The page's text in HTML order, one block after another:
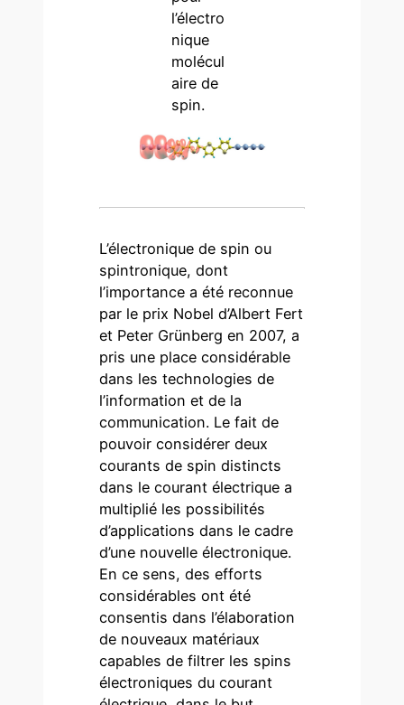
l’électro
nique
molécul
aire de
spin.
L’électronique de spin ou
spintronique, dont
l’importance a été reconnue
par le prix Nobel d’Albert Fert
et Peter Grünberg en 2007, a
pris une place considérable
dans les technologies de
l’information et de la
communication. Le fait de
pouvoir considérer deux
courants de spin distincts
dans le courant électrique a
multiplié les possibilités
d’applications dans le cadre
d’une nouvelle électronique.
En ce sens, des efforts
considérables ont été
consentis dans l’élaboration
de nouveaux matériaux
capables de filtrer les spins
électroniques du courant